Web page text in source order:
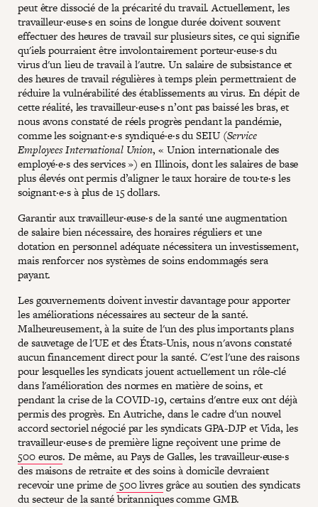
peut être dissocié de la précarité du travail. Actuellement, les
travailleur·euse·s en soins de longue durée doivent souvent
effectuer des heures de travail sur plusieurs sites, ce qui signifie
qu'iels pourraient être involontairement porteur·euse·s du
virus d'un lieu de travail à l'autre. Un salaire de subsistance et
des heures de travail régulières à temps plein permettraient de
réduire la vulnérabilité des établissements au virus. En dépit de
cette réalité, les travailleur·euse·s n’ont pas baissé les bras, et
nous avons constaté de réels progrès pendant la pandémie,
comme les soignant·e·s syndiqué·e·s du SEIU (Service
Employees International Union, « Union internationale des
employé·e·s des services ») en Illinois, dont les salaires de base
plus élevés ont permis d’aligner le taux horaire de tou·te·s les
soignant·e·s à plus de 15 dollars.
Garantir aux travailleur·euse·s de la santé une augmentation
de salaire bien nécessaire, des horaires réguliers et une
dotation en personnel adéquate nécessitera un investissement,
mais renforcer nos systèmes de soins endommagés sera
payant.
Les gouvernements doivent investir davantage pour apporter
les améliorations nécessaires au secteur de la santé.
Malheureusement, à la suite de l'un des plus importants plans
de sauvetage de l'UE et des États-Unis, nous n'avons constaté
aucun financement direct pour la santé. C'est l'une des raisons
pour lesquelles les syndicats jouent actuellement un rôle-clé
dans l'amélioration des normes en matière de soins, et
pendant la crise de la COVID-19, certains d'entre eux ont déjà
permis des progrès. En Autriche, dans le cadre d'un nouvel
accord sectoriel négocié par les syndicats GPA-DJP et Vida, les
travailleur·euse·s de première ligne reçoivent une prime de
500 euros. De même, au Pays de Galles, les travailleur·euse·s
des maisons de retraite et des soins à domicile devraient
recevoir une prime de500 livresgrâce au soutien des syndicats
du secteur de la santé britanniques comme GMB.